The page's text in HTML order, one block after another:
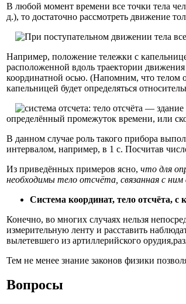
В любой момент времени все точки тела
д.), то достаточно рассмотреть движение
Например, положение тележки с
расположенной вдоль траектории
координатной осью. (Напомним, что телом
капельницей будет определяться
определённый промежуток времени, или
В данном случае роль такого прибора
интервалом, например, в 1 с. Посчитав
Из приведённых примеров ясно, что для
необходимы тело отсчёта, связанная с
Система координат, тело отсчёта,
Конечно, во многих случаях нельзя
измерительную ленту и расставить
вылетевшего из артиллерийского
Тем не менее знание законов физики
Вопросы